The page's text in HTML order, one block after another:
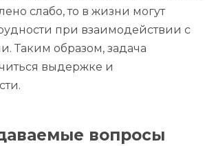
слабо, то в жизни могут
при взаимодействии с
Таким образом, задача
выдержке и
вопросы